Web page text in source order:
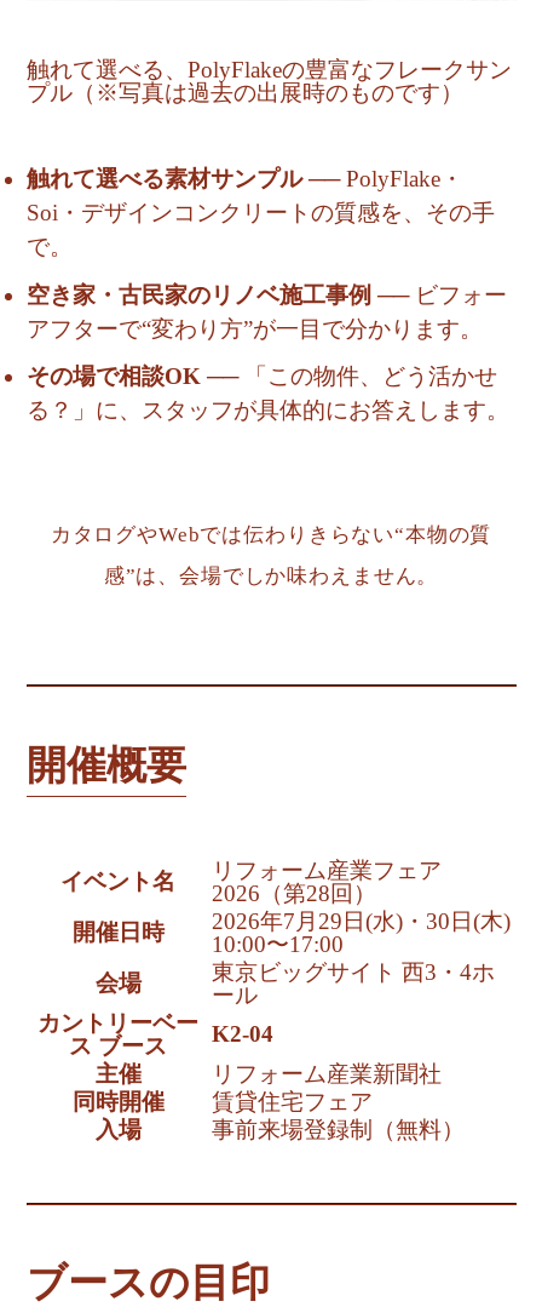
触れて選べる、PolyFlakeの豊富なフレークサン
プル（※写真は過去の出展時のものです）
触れて選べる素材サンプル── PolyFlake・
Soi・デザインコンクリートの質感を、その手
で。
空き家・古民家のリノベ施工事例 ── ビフォー
アフターで“変わり方”が一目で分かります。
その場で相談OK── 「この物件、どう活かせ
る？」に、スタッフが具体的にお答えします。
カタログやWebでは伝わりきらない“本物の質
感”は、会場でしか味わえません。
開催概要
イベント名
リフォーム産業フェア
2026（第28回）
開催日時
2026年7月29日(水)・30日(木)
10:00〜17:00
会場
東京ビッグサイト 西3・4ホ
ール
カントリーベー
ス ブース
K2-04
主催
リフォーム産業新聞社
同時開催
賃貸住宅フェア
入場
事前来場登録制（無料）
ブースの目印